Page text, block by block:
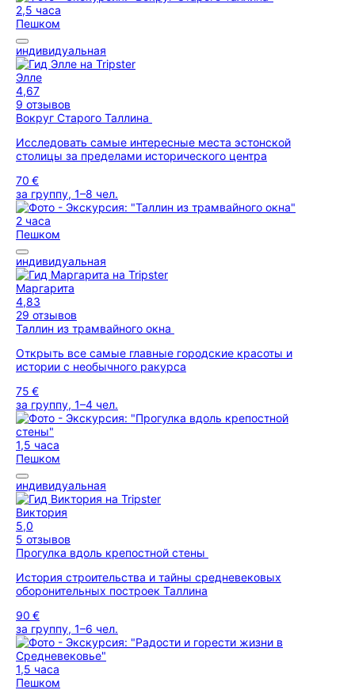
2,5 часа
Пешком
индивидуальная
Элле
4,67
9 отзывов
Вокруг Старого Таллина
Исследовать самые интересные места эстонской
столицы за пределами исторического центра
70 €
за группу, 1–8 чел.
2 часа
Пешком
индивидуальная
Маргарита
4,83
29 отзывов
Таллин из трамвайного окна
Открыть все самые главные городские красоты и
истории с необычного ракурса
75 €
за группу, 1–4 чел.
1,5 часа
Пешком
индивидуальная
Виктория
5,0
5 отзывов
Прогулка вдоль крепостной стены
История строительства и тайны средневековых
оборонительных построек Таллина
90 €
за группу, 1–6 чел.
1,5 часа
Пешком